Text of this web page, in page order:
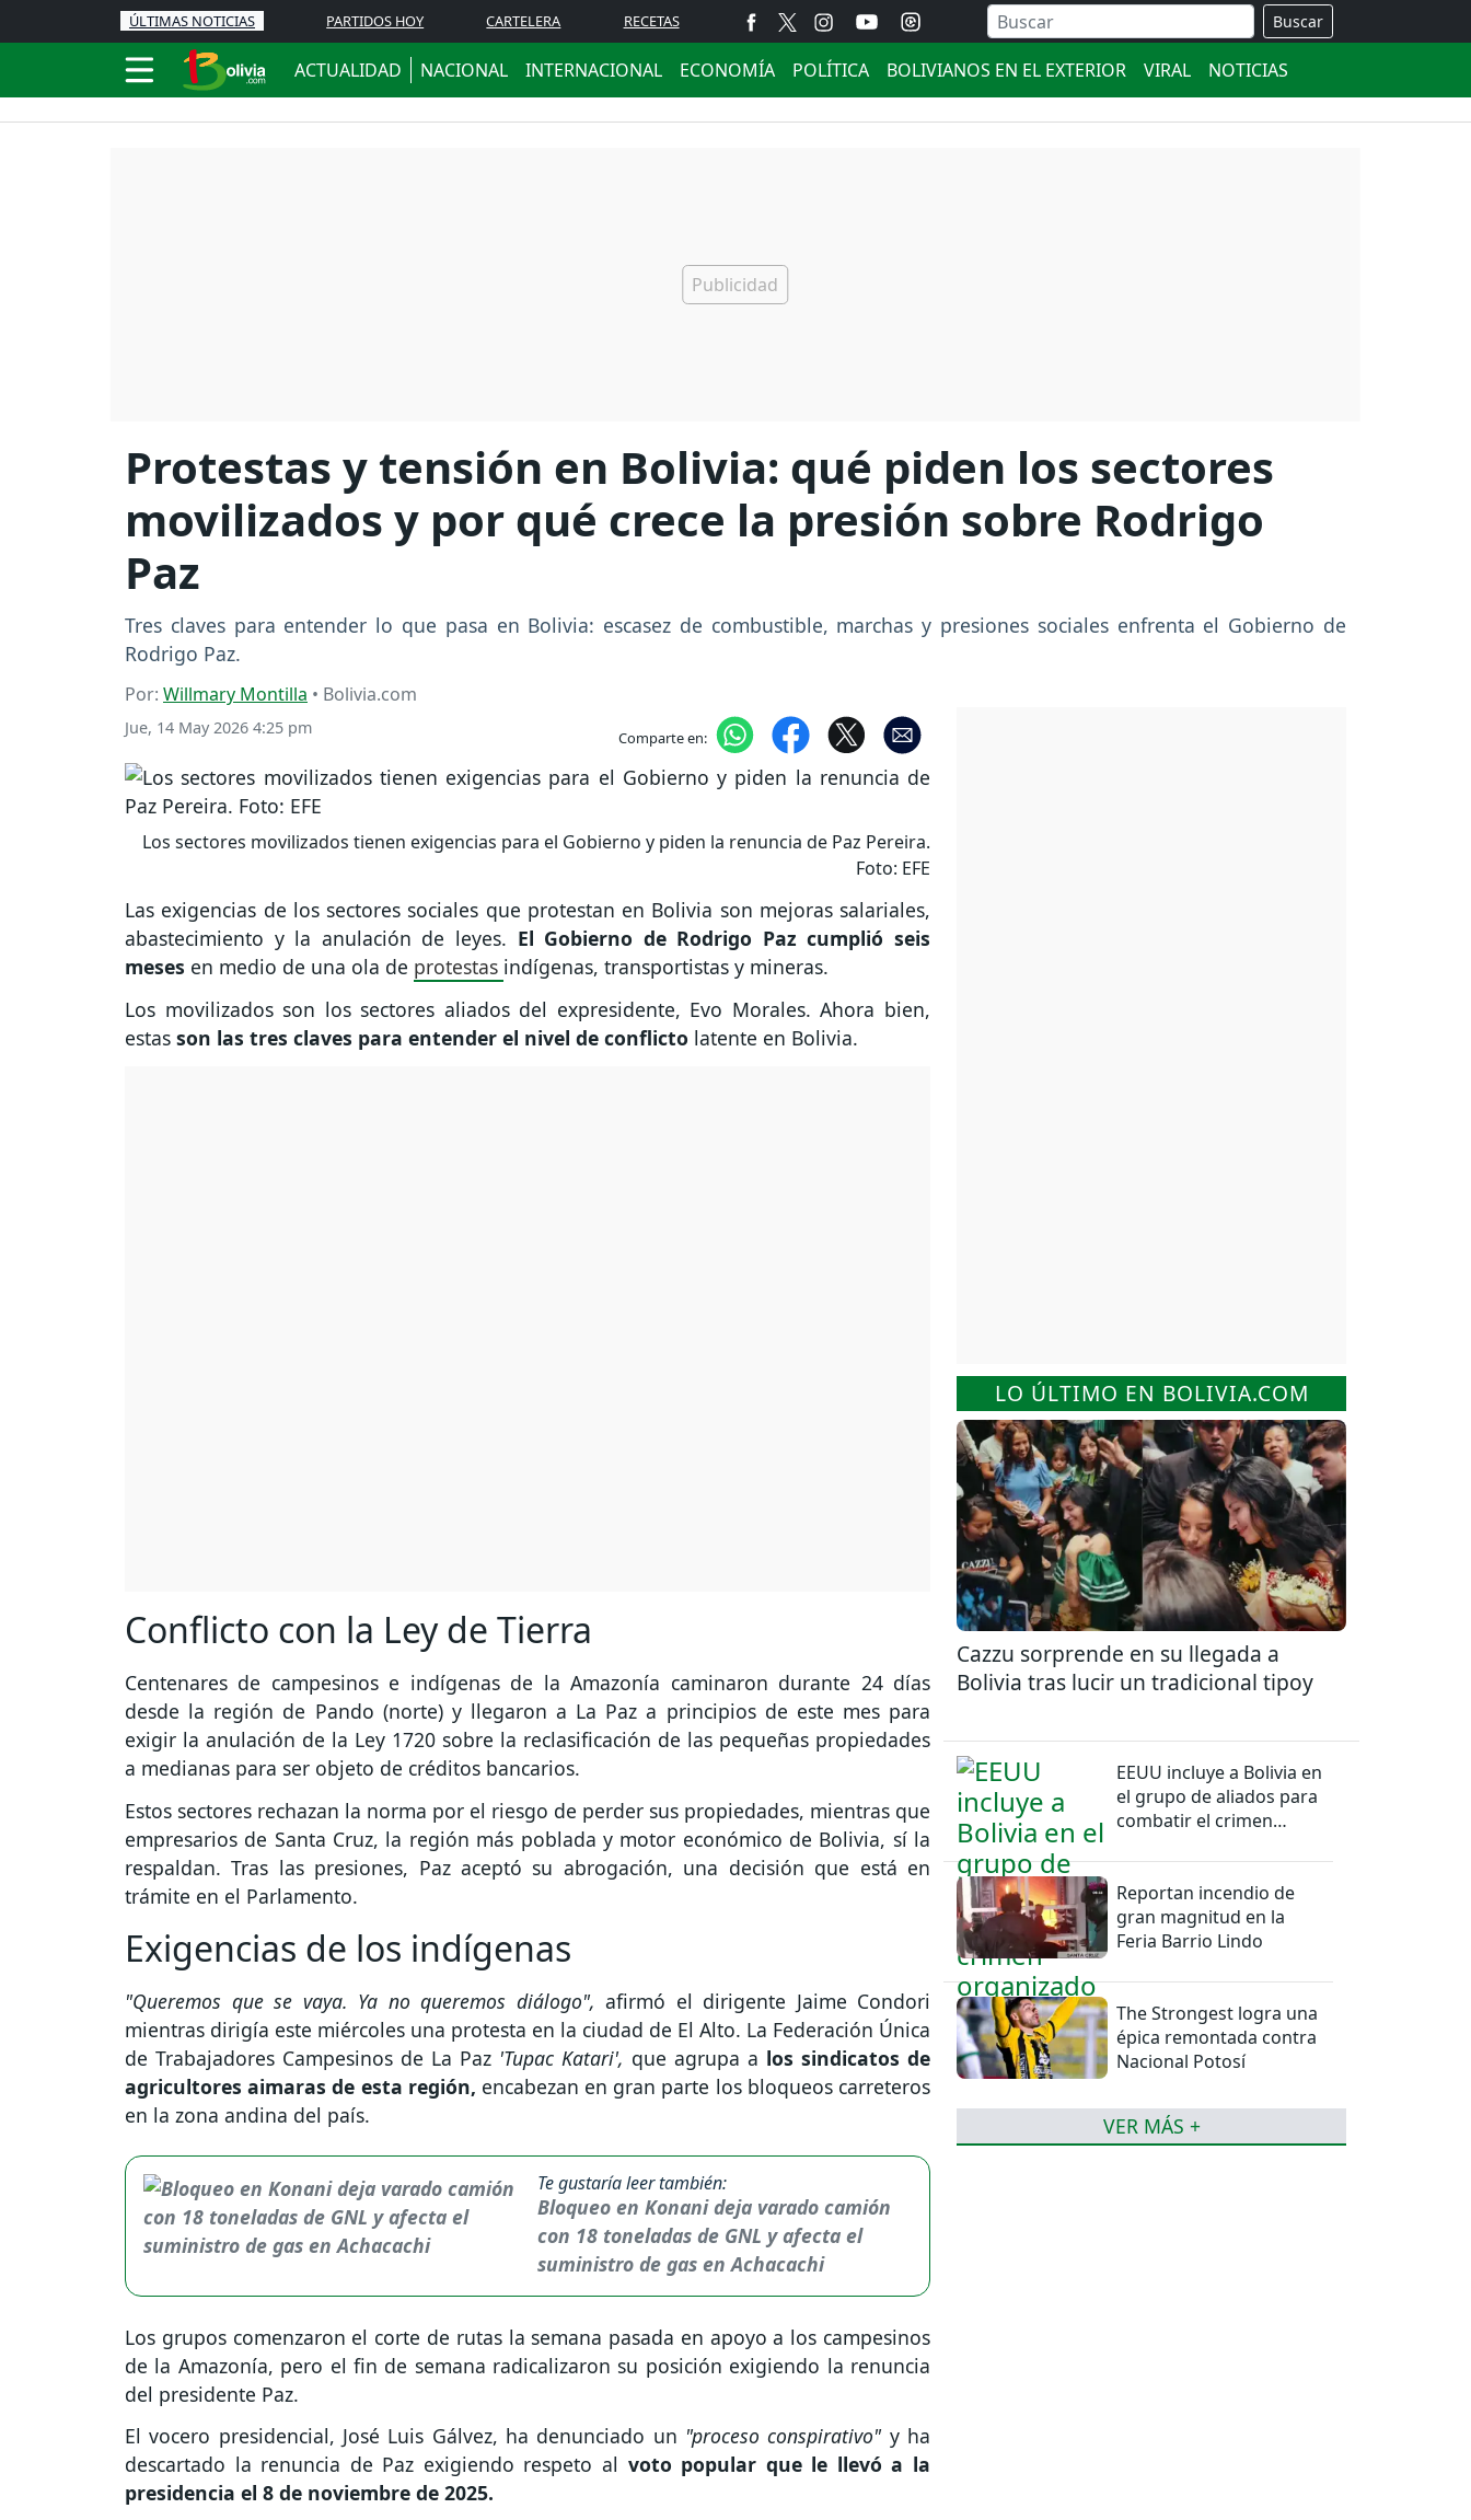
ÚLTIMAS NOTICIAS PARTIDOS HOY CARTELERA RECETAS Buscar
ACTUALIDAD NACIONAL INTERNACIONAL ECONOMÍA POLÍTICA BOLIVIANOS EN EL EXTERIOR VIRAL NOTICIAS
Protestas y tensión en Bolivia: qué piden los sectores
movilizados y por qué crece la presión sobre Rodrigo
Paz
Tres claves para entender lo que pasa en Bolivia: escasez de combustible, marchas y presiones sociales enfrenta el Gobierno de
Rodrigo Paz.
Por: Willmary Montilla • Bolivia.com
Jue, 14 May 2026 4:25 pm Comparte en:
Los sectores movilizados tienen exigencias para el Gobierno y piden la renuncia de Paz Pereira.
Foto: EFE
Las exigencias de los sectores sociales que protestan en Bolivia son mejoras salariales,
abastecimiento y la anulación de leyes. El Gobierno de Rodrigo Paz cumplió seis
meses en medio de una ola de protestas indígenas, transportistas y mineras.
Los movilizados son los sectores aliados del expresidente, Evo Morales. Ahora bien,
estas son las tres claves para entender el nivel de conflicto latente en Bolivia.
Conflicto con la Ley de Tierra
Centenares de campesinos e indígenas de la Amazonía caminaron durante 24 días
desde la región de Pando (norte) y llegaron a La Paz a principios de este mes para
exigir la anulación de la Ley 1720 sobre la reclasificación de las pequeñas propiedades
a medianas para ser objeto de créditos bancarios.
Estos sectores rechazan la norma por el riesgo de perder sus propiedades, mientras que
empresarios de Santa Cruz, la región más poblada y motor económico de Bolivia, sí la
respaldan. Tras las presiones, Paz aceptó su abrogación, una decisión que está en
trámite en el Parlamento.
Exigencias de los indígenas
"Queremos que se vaya. Ya no queremos diálogo", afirmó el dirigente Jaime Condori
mientras dirigía este miércoles una protesta en la ciudad de El Alto. La Federación Única
de Trabajadores Campesinos de La Paz 'Tupac Katari', que agrupa a los sindicatos de
agricultores aimaras de esta región, encabezan en gran parte los bloqueos carreteros
en la zona andina del país.
Te gustaría leer también:
Bloqueo en Konani deja varado camión
con 18 toneladas de GNL y afecta el
suministro de gas en Achacachi
Los grupos comenzaron el corte de rutas la semana pasada en apoyo a los campesinos
de la Amazonía, pero el fin de semana radicalizaron su posición exigiendo la renuncia
del presidente Paz.
El vocero presidencial, José Luis Gálvez, ha denunciado un "proceso conspirativo"y ha
descartado la renuncia de Paz exigiendo respeto al voto popular que le llevó a la
presidencia el 8 de noviembre de 2025.
LO ÚLTIMO EN BOLIVIA.COM
Cazzu sorprende en su llegada a
Bolivia tras lucir un tradicional tipoy
EEUU incluye a Bolivia en
el grupo de aliados para
combatir el crimen
Reportan incendio de
gran magnitud en la
Feria Barrio Lindo
The Strongest logra una
épica remontada contra
Nacional Potosí
VER MÁS +